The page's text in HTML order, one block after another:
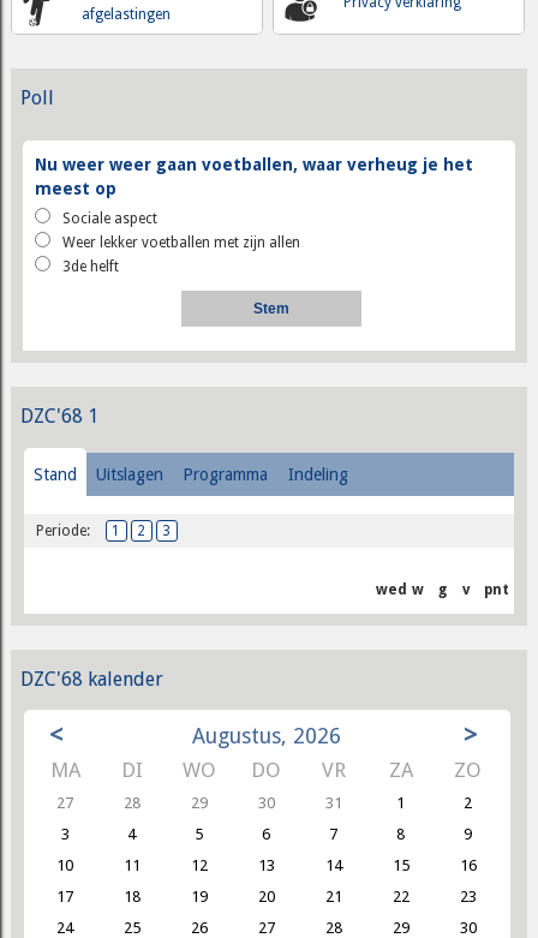
afgelastingen
Poll
Nu weer weer gaan voetballen, waar verheug je het
meest op
Sociale aspect
Weer lekker voetballen met zijn allen
3de helft
DZC'68 1
Stand Uitslagen Programma Indeling
Periode: 1 2 3
wed w g v pnt
DZC'68 kalender
< Augustus, 2026 >
MA DI WO DO VR ZA ZO
27 28 29 30 31 1
2
3
4 5 6 7 8
9
10
11 12 13 14 15
16
17
18 19 20 21 22
23
24
25 26 27 28 29
30